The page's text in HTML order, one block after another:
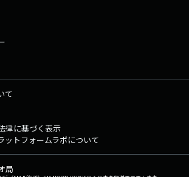
て
律に基づく表示
ットフォームラボについて
局